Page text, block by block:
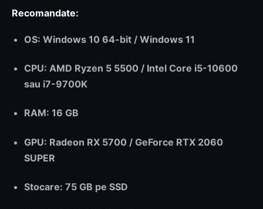
Recomandate:
OS: Windows 10 64-bit / Windows 11
CPU: AMD Ryzen 5 5500 / Intel Core i5-10600
sau i7-9700K
RAM: 16 GB
GPU: Radeon RX 5700 / GeForce RTX 2060
SUPER
Stocare: 75 GB pe SSD